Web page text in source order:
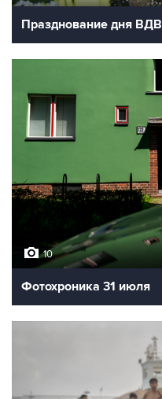
Празднование дня ВДВ
10
Фотохроника 31 июля